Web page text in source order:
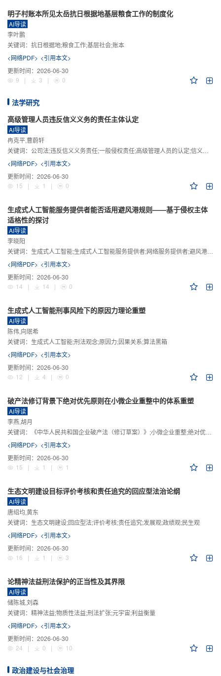
明子村账本所见太岳抗日根据地基层粮食工作的制度化
AI导读
李叶鹏
关键词： 抗日根据地;粮食工作;基层社会;账本
<网络PDF> <引用本文>
更新时间： 2026-06-30
9
| 3 | 0
法学研究
高级管理人员违反信义义务的责任主体认定
AI导读
冉克平,曹蔚轩
关键词： 公司法;违反信义义务责任;一般侵权责任;高级管理人员的认定;信义义务
<网络PDF> <引用本文>
更新时间： 2026-06-30
15
| 1 | 0
生成式人工智能服务提供者能否适用避风港规则——基于侵权主体
适格性的探讨
AI导读
李晓阳
关键词： 生成式人工智能;生成式人工智能服务提供者;网络服务提供者;避风港规则;版权责任
<网络PDF> <引用本文>
更新时间： 2026-06-30
14
| 14 | 0
生成式人工智能刑事风险下的原因力理论重塑
AI导读
陈伟,向珉希
关键词： 生成式人工智能;刑法观念;原因力;因果关系;算法黑箱
<网络PDF> <引用本文>
更新时间： 2026-06-30
12
| 4 | 0
破产法修订背景下绝对优先原则在小微企业重整中的体系重塑
AI导读
李燕,胡月
关键词：
《中华人民共和国企业破产法（修订草案）》;小微企业重整;绝对优先原则;股东权益保留;预期可支配收入标准
<网络PDF> <引用本文>
更新时间： 2026-06-30
15
| 1 | 1
生态文明建设目标评价考核和责任追究的回应型法治论纲
AI导读
唐绍均,黄东
关键词： 生态文明建设;回应型法;评价考核;责任追究;发展观;政绩观;民生观
<网络PDF> <引用本文>
更新时间： 2026-06-30
16
| 1 | 3
论精神法益刑法保护的正当性及其界限
AI导读
储陈城,刘森
关键词： 精神法益;物质性法益;刑法扩张;元宇宙;利益衡量
<网络PDF> <引用本文>
更新时间： 2026-06-30
24
| 0 | 10
政治建设与社会治理